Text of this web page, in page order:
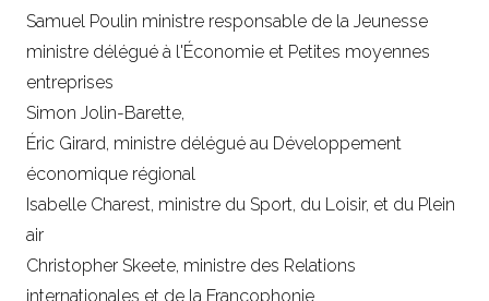
Samuel Poulin ministre responsable de la Jeunesse
ministre délégué à l'Économie et Petites moyennes
entreprises
Simon Jolin-Barette,
Éric Girard, ministre délégué au Développement
économique régional
Isabelle Charest, ministre du Sport, du Loisir, et du Plein
air
Christopher Skeete, ministre des Relations
internationales et de la Francophonie